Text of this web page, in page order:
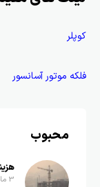
کوپلر
فلکه موتور آسانسور
محبوب
هزینه
3 ماه پیش